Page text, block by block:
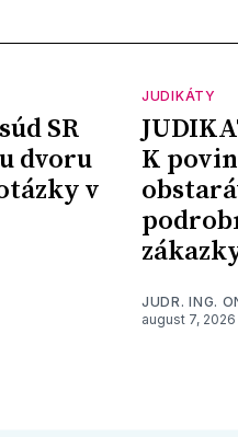
SR
dvoru
v
JUDIKÁTY
K
JUDR. ING.
august 7, 2026